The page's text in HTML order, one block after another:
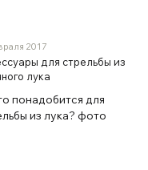
2017
для стрельбы из
лука